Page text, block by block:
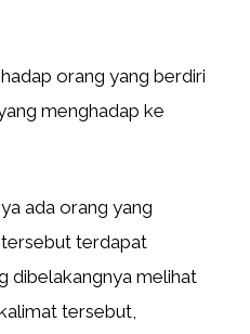
orang yang berdiri
menghadap ke
ada orang yang
terdapat
dibelakangnya melihat
tersebut,